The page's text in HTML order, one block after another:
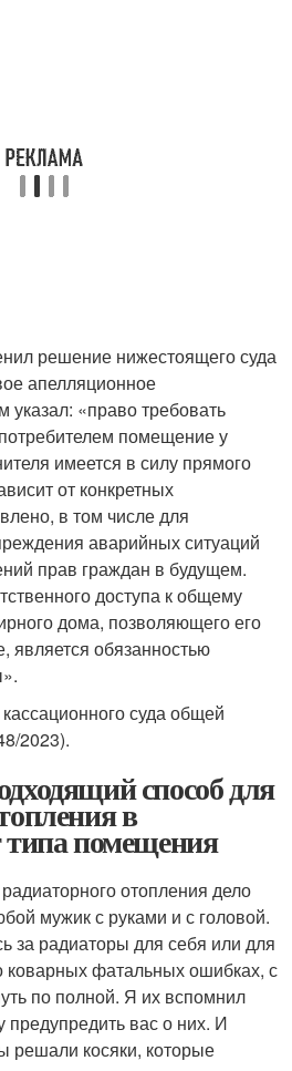
решение нижестоящего суда
апелляционное
указал: «право требовать
помещение у
имеется в силу прямого
от конкретных
в том числе для
аварийных ситуаций
прав граждан в будущем.
доступа к общему
дома, позволяющего его
является обязанностью
суда общей
2023).
способ для
в
типа помещения
отопления дело
мужик с руками и с головой.
за радиаторы для себя или для
коварных фатальных ошибках, с
по полной. Я их вспомнил
предупредить вас о них. И
решали косяки, которые